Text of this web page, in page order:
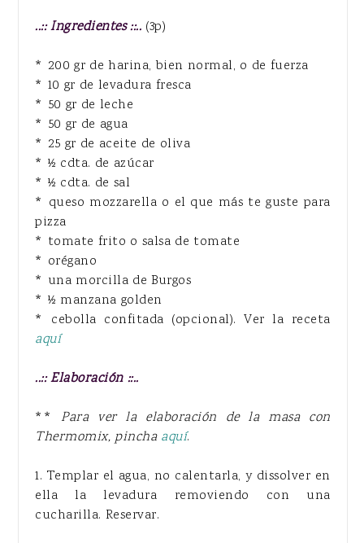
..:: Ingredientes ::.. (3p)
* 200 gr de harina, bien normal, o de fuerza
* 10 gr de levadura fresca
* 50 gr de leche
* 50 gr de agua
* 25 gr de aceite de oliva
* ½ cdta. de azúcar
* ½ cdta. de sal
* queso mozzarella o el que más te guste para
pizza
* tomate frito o salsa de tomate
* orégano
* una morcilla de Burgos
* ½ manzana golden
* cebolla confitada (opcional). Ver la receta
aquí
..:: Elaboración ::..
**Para ver la elaboración de la masa con
Thermomix, pincha aquí.
1. Templar el agua, no calentarla, y dissolver en
ella la levadura removiendo con una
cucharilla. Reservar.